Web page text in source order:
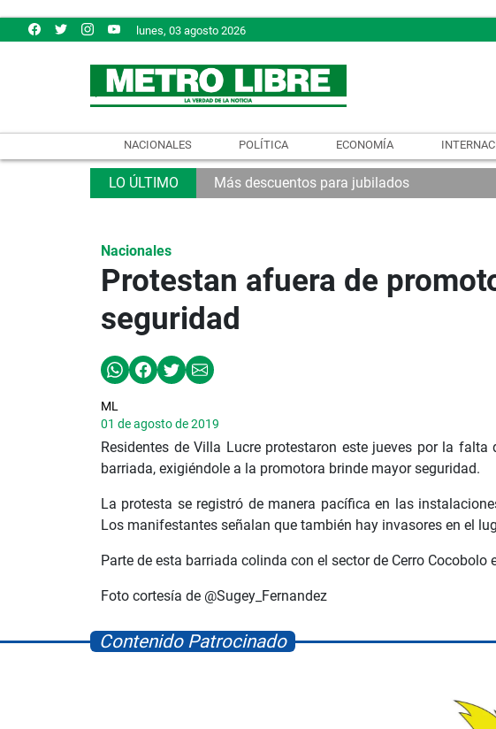
lunes, 03 agosto 2026
NACIONALES POLÍTICA ECONOMÍA
Más descuentos para jubilados
Nacionales
Protestan afuera de
seguridad
ML
01 de agosto de 2019
Residentes de Villa Lucre protestaron este jueves por la
barriada, exigiéndole a la promotora brinde mayor seguridad.
La protesta se registró de manera pacífica en las
Los manifestantes señalan que también hay invasores en el
Parte de esta barriada colinda con el sector de Cerro Cocobolo
Foto cortesía de @Sugey_Fernandez
Contenido Patrocinado